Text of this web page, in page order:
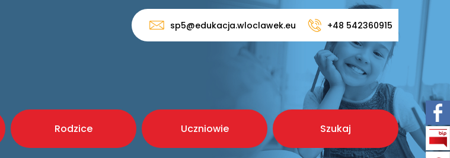
sp5@edukacja.wloclawek.eu +48 542360915
Rodzice Uczniowie Szukaj